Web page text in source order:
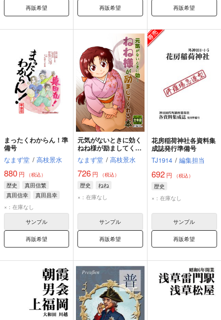
再販希望 再販希望 再販希望
まったくわからん！準
備号
なまず堂 / 高枝景水
880 円 （税込）
歴史
真田信繁
真田信幸
真田昌幸
×：在庫なし
サンプル
再販希望
元気がないときに効く
ねね様が励ましてくれ
る本
なまず堂 / 高枝景水
726 円 （税込）
歴史
ねね
×：在庫なし
サンプル
再販希望
花房稲荷神社各資料集
成誌発行準備号
TJ1914 / 編集担当
692円 （税込）
歴史
×：在庫なし
サンプル
再販希望